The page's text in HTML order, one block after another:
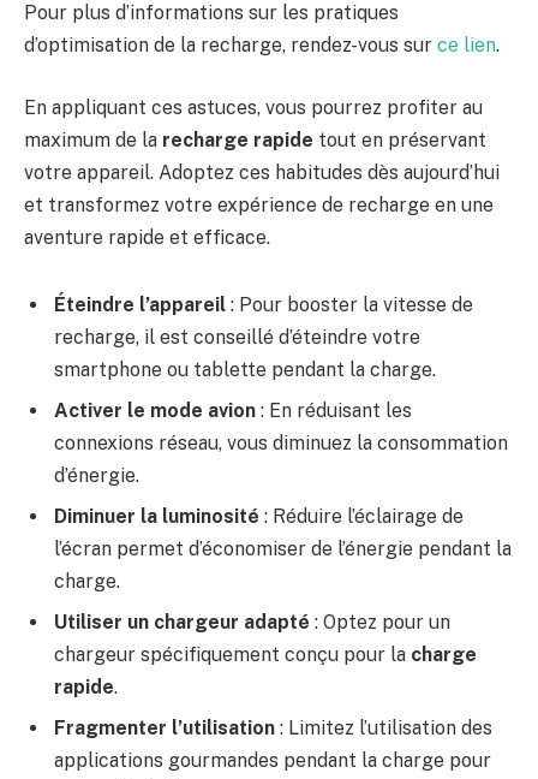
Pour plus d’informations sur les pratiques
d’optimisation de la recharge, rendez-vous sur ce lien.
En appliquant ces astuces, vous pourrez profiter au
maximum de la recharge rapide tout en préservant
votre appareil. Adoptez ces habitudes dès aujourd’hui
et transformez votre expérience de recharge en une
aventure rapide et efficace.
Éteindre l’appareil : Pour booster la vitesse de
recharge, il est conseillé d’éteindre votre
smartphone ou tablette pendant la charge.
Activer le mode avion : En réduisant les
connexions réseau, vous diminuez la consommation
d’énergie.
Diminuer la luminosité : Réduire l’éclairage de
l’écran permet d’économiser de l’énergie pendant la
charge.
Utiliser un chargeur adapté : Optez pour un
chargeur spécifiquement conçu pour la charge
rapide.
Fragmenter l’utilisation : Limitez l’utilisation des
applications gourmandes pendant la charge pour